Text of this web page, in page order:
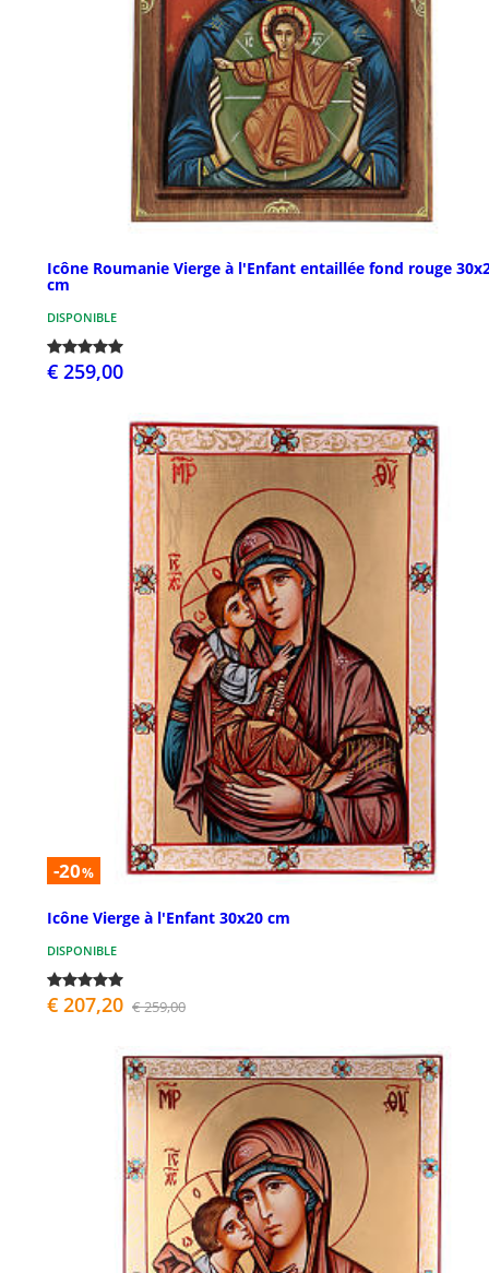
Icône Roumanie Vierge à l'Enfant entaillée fond rouge
cm
DISPONIBLE
€ 259,00
-20%
Icône Vierge à l'Enfant 30x20 cm
DISPONIBLE
€ 207,20 € 259,00